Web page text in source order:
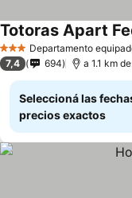
3 EstrellasDepartamento
Totoras Apart
7,4 694 a 1.1 km
Seleccioná las
precios exactos